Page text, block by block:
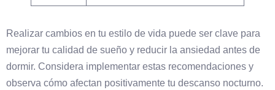
Realizar cambios en tu estilo de vida puede ser clave para
mejorar tu calidad de sueño y reducir la ansiedad antes de
dormir. Considera implementar estas recomendaciones y
observa cómo afectan positivamente tu descanso nocturno.